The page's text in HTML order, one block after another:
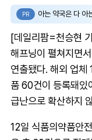
PR 아는 약국은 다 아
[데일리팜=천승현
해프닝이 펼쳐지면
연출됐다. 해외 업체
품 60건이 등록돼있
급난으로 확산하지
12일 식품의약품안